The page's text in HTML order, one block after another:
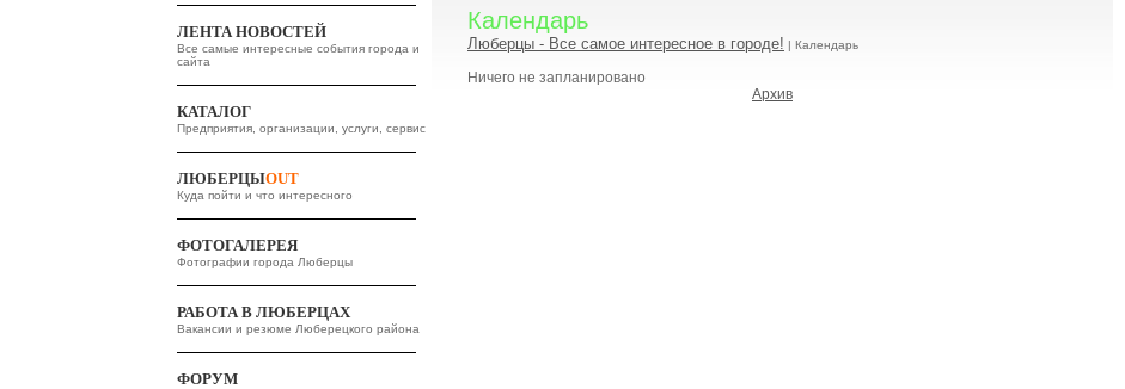
ЛЕНТА НОВОСТЕЙ
Все самые интересные события города и
сайта
КАТАЛОГ
Предприятия, организации, услуги, сервис
ЛЮБЕРЦЫOUT
Куда пойти и что интересного
ФОТОГАЛЕРЕЯ
Фотографии города Люберцы
РАБОТА В ЛЮБЕРЦАХ
Вакансии и резюме Люберецкого района
ФОРУМ
Календарь
Люберцы - Все самое интересное в городе! | Календарь
Ничего не запланировано
Архив